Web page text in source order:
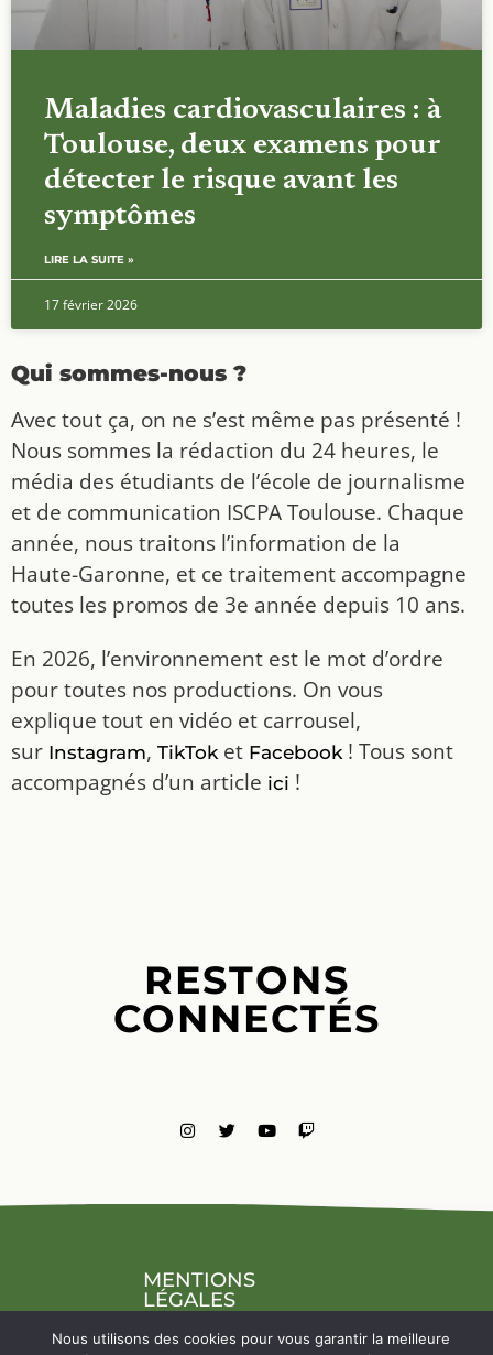
Maladies cardiovasculaires : à
Toulouse, deux examens pour
détecter le risque avant les
symptômes
LIRE LA SUITE »
17 février 2026
Qui sommes-nous ?
Avec tout ça, on ne s’est même pas présenté !
Nous sommes la rédaction du 24 heures, le
média des étudiants de l’école de journalisme
et de communication ISCPA Toulouse. Chaque
année, nous traitons l’information de la
Haute-Garonne, et ce traitement accompagne
toutes les promos de 3e année depuis 10 ans.
En 2026, l’environnement est le mot d’ordre
pour toutes nos productions. On vous
explique tout en vidéo et carrousel,
sur Instagram, TikToket Facebook! Tous sont
accompagnés d’un article ici !
RESTONS
CONNECTÉS
MENTIONS
LÉGALES
Nous utilisons des cookies pour vous garantir la meilleure